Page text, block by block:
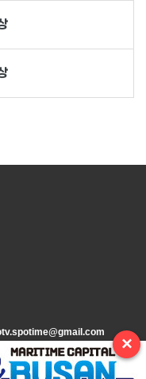
※ 주말 및 공휴일 미운영
×